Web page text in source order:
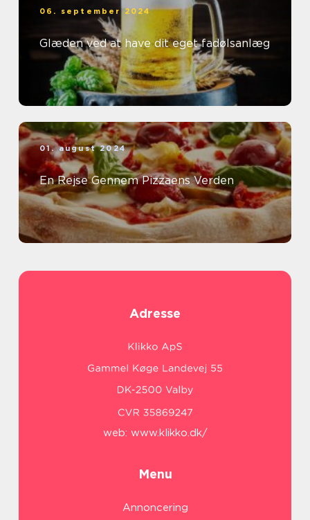
06. september 2024
Glæden ved at have dit eget fadølsanlæg
01. august 2024
En Rejse Gennem Pizzaens Verden
Adresse
web: www.klikko.dk/
Menu
Annoncering